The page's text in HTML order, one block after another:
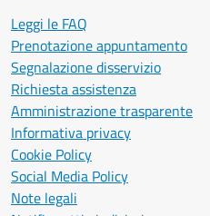
Leggi le FAQ
Prenotazione appuntamento
Segnalazione disservizio
Richiesta assistenza
Amministrazione trasparente
Informativa privacy
Cookie Policy
Social Media Policy
Note legali